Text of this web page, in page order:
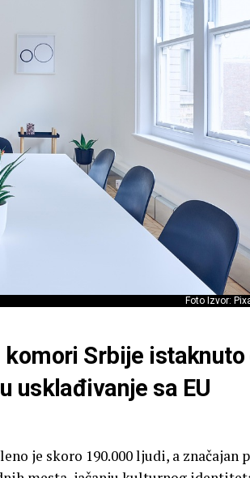
Foto Izvor:
Srbije istaknuto
usklađivanje sa EU
je skoro 190.000 ljudi, a značajan